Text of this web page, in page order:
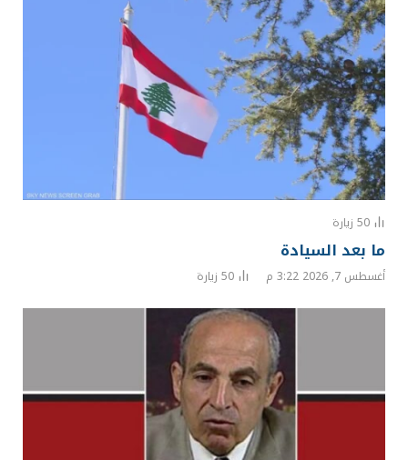
50 زيارة
ما بعد السيادة
أغسطس 7, 2026 3:22 م 50 زيارة